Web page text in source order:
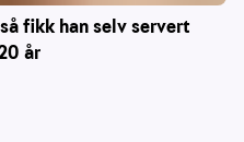
fikk han selv servert
år